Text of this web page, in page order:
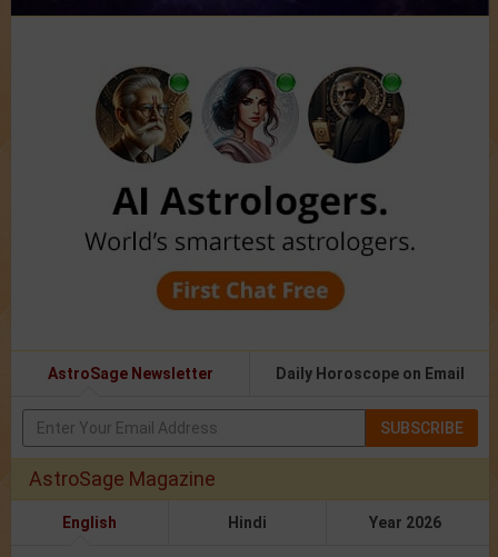
AstroSage Newsletter Daily Horoscope on Email
SUBSCRIBE
AstroSage Magazine
English Hindi Year 2026